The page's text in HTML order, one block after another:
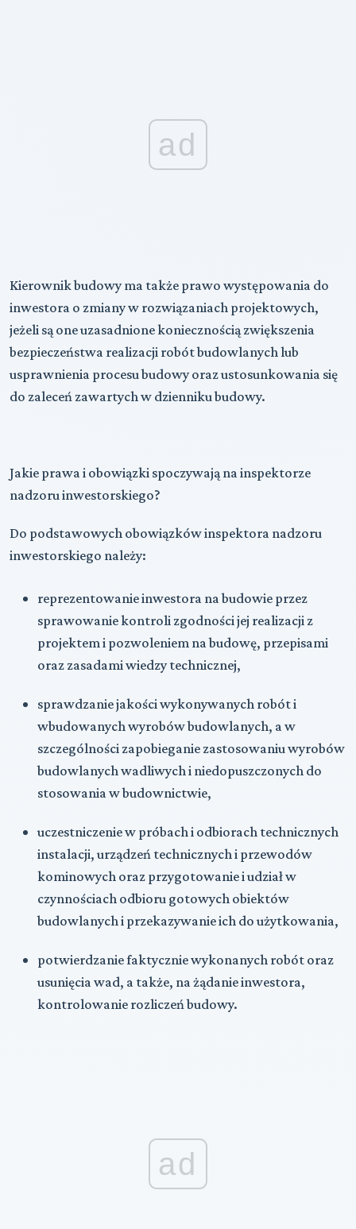
ad
Kierownik budowy ma także prawo występowania do
inwestora o zmiany w rozwiązaniach projektowych,
jeżeli są one uzasadnione koniecznością zwiększenia
bezpieczeństwa realizacji robót budowlanych lub
usprawnienia procesu budowy oraz ustosunkowania się
do zaleceń zawartych w dzienniku budowy.
Jakie prawa i obowiązki spoczywają na inspektorze
nadzoru inwestorskiego?
Do podstawowych obowiązków inspektora nadzoru
inwestorskiego należy:
reprezentowanie inwestora na budowie przez
sprawowanie kontroli zgodności jej realizacji z
projektem i pozwoleniem na budowę, przepisami
oraz zasadami wiedzy technicznej,
sprawdzanie jakości wykonywanych robót i
wbudowanych wyrobów budowlanych, a w
szczególności zapobieganie zastosowaniu wyrobów
budowlanych wadliwych i niedopuszczonych do
stosowania w budownictwie,
uczestniczenie w próbach i odbiorach technicznych
instalacji, urządzeń technicznych i przewodów
kominowych oraz przygotowanie i udział w
czynnościach odbioru gotowych obiektów
budowlanych i przekazywanie ich do użytkowania,
potwierdzanie faktycznie wykonanych robót oraz
usunięcia wad, a także, na żądanie inwestora,
kontrolowanie rozliczeń budowy.
ad